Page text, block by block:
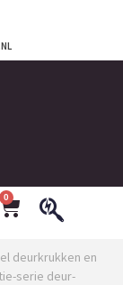
0
deurkrukken en
serie deur-